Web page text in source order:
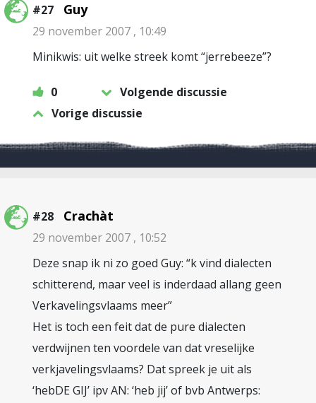
#27 Guy
29 november 2007 , 10:49
Minikwis: uit welke streek komt “jerrebeeze”?
0
Volgende discussie
Vorige discussie
#28 Crachàt
29 november 2007 , 10:52
Deze snap ik ni zo goed Guy: “k vind dialecten
schitterend, maar veel is inderdaad allang geen
Verkavelingsvlaams meer”
Het is toch een feit dat de pure dialecten
verdwijnen ten voordele van dat vreselijke
verkjavelingsvlaams? Dat spreek je uit als
‘hebDE GIJ’ ipv AN: ‘heb jij’ of bvb Antwerps: